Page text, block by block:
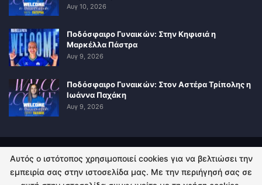
Αυγ 10, 2026
Ποδόσφαιρο Γυναικών: Στην Κηφισιά η
Μαρκέλλα Πάστρα
Αυγ 9, 2026
Ποδόσφαιρο Γυναικών: Στον Αστέρα Τρίπολης η
Ιωάννα Παχάκη
Αυγ 9, 2026
ΠΟΛΙΤΙΚΗ ΑΠΟΡΡΗΤΟΥ ΕΠΙΚΟΙΝΩΝΙΑ
Αυτός ο ιστότοπος χρησιμοποιεί cookies για να βελτιώσει την
εμπειρία σας στην ιστοσελίδα μας. Με την περιήγησή σας σε